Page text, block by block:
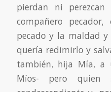
pierdan ni
compañero
pecado y la maldad
quería redimirlo y
también, hija Mía, a
Míos- pero